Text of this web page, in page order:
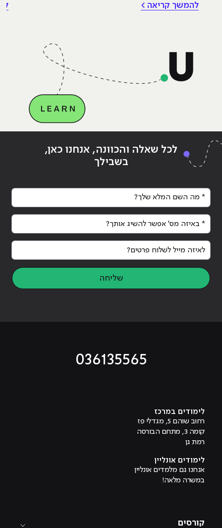
כבר נגע במוצר אמיתי, כבר צבר ביטחון.
Continue reading
להמשך קריאה >
לכל שאלה והכוונה, אנחנו כאן,
בשבילך
* מה השם המלא שלך?
* באיזה מס' אפשר להשיג אותך?
לאיזה מייל לשלוח פרטים?
שליחה
036135565
לימודים במרכז
רחוב שוהם 5, מגדלי פז
קומה 3, מתחם הבורסה
רמת גן
לימודים אונליין
אנחנו גם מלמדים אונליין
במשרה מלאה!
קורסים